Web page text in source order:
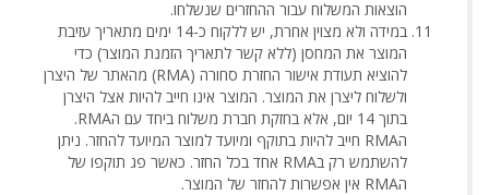
הוצאות המשלוח עבור ההחזרים שנשלחו.
במידה ולא מצוין אחרת, יש ללקוח כ-14 ימים מתאריך עזיבת
המוצר את המחסן (ללא קשר לתאריך הזמנת המוצר) כדי
להוציא תעודת אישור החזרת סחורה (RMA) מהאתר של היצרן
ולשלוח ליצרן את המוצר. המוצר אינו חייב להיות אצל היצרן
בתוך 14 יום, אלא בחזקת חברת משלוח ביחד עם הRMA.
הRMA חייב להיות בתוקף ומיועד למוצר המיועד להחזר. ניתן
להשתמש רק בRMA אחד בכל החזר. כאשר פג תוקפו של
הRMA אין אפשרות להחזר של המוצר.